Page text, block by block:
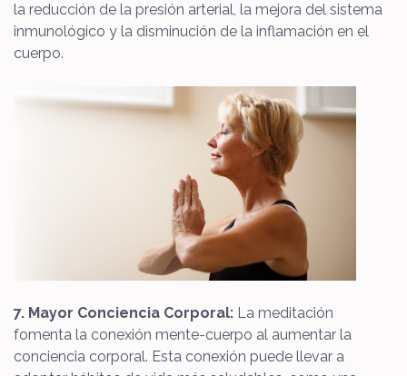
la reducción de la presión arterial, la mejora del sistema
inmunológico y la disminución de la inflamación en el
cuerpo.
7. Mayor Conciencia Corporal: La meditación
fomenta la conexión mente-cuerpo al aumentar la
conciencia corporal. Esta conexión puede llevar a